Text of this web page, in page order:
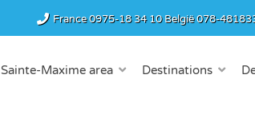
France0975-18 34 10België078-
Sainte-Maxime area Destinations